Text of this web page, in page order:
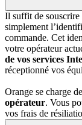
Il suffit de souscrire
simplement
commande. Cet
votre opérateur
de vos services
réceptionné vos
Orange se charge de
opérateur. Vous
vos frais de